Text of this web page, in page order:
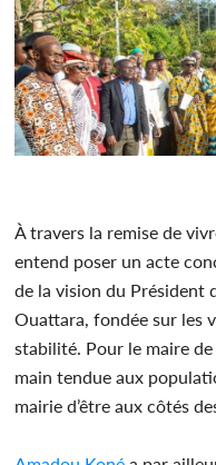
À travers la remise de
entend poser un acte
de la vision du Président
Ouattara, fondée sur les
stabilité. Pour le maire
main tendue aux
mairie d’être aux côtés